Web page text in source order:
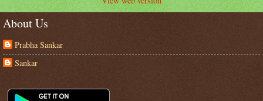
About Us
Prabha Sankar
Sankar